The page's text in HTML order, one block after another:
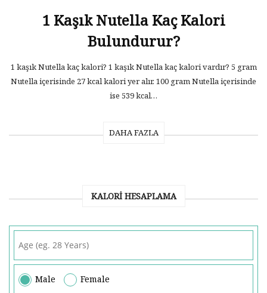
1 Kaşık Nutella Kaç Kalori
Bulundurur?
1 kaşık Nutella kaç kalori? 1 kaşık Nutella kaç kalori vardır? 5 gram
Nutella içerisinde 27 kcal kalori yer alır. 100 gram Nutella içerisinde
ise 539 kcal…
DAHA FAZLA
KALORI HESAPLAMA
Male Female